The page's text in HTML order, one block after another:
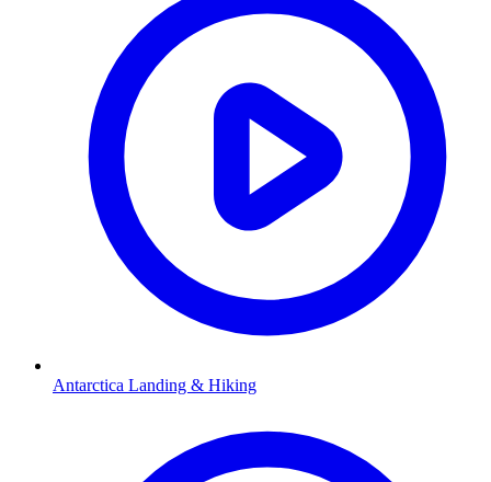
Antarctica Landing & Hiking